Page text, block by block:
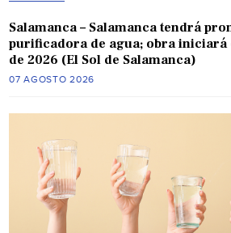
Salamanca – Salamanca tendrá
purificadora de agua; obra
de 2026 (El Sol de Salamanca)
07 AGOSTO 2026